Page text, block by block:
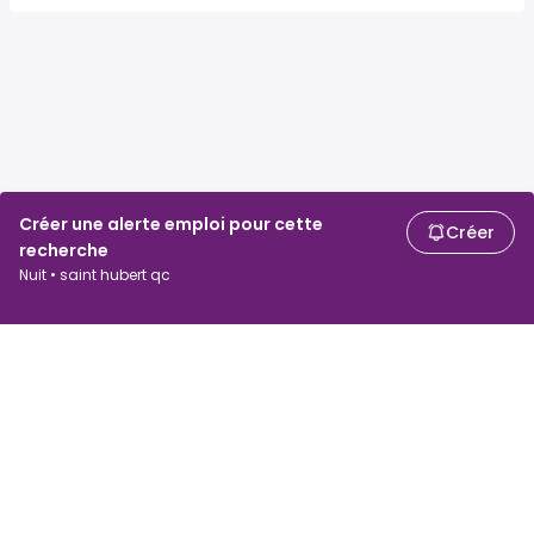
Créer une alerte emploi pour cette
recherche
Nuit • saint hubert qc
Créer